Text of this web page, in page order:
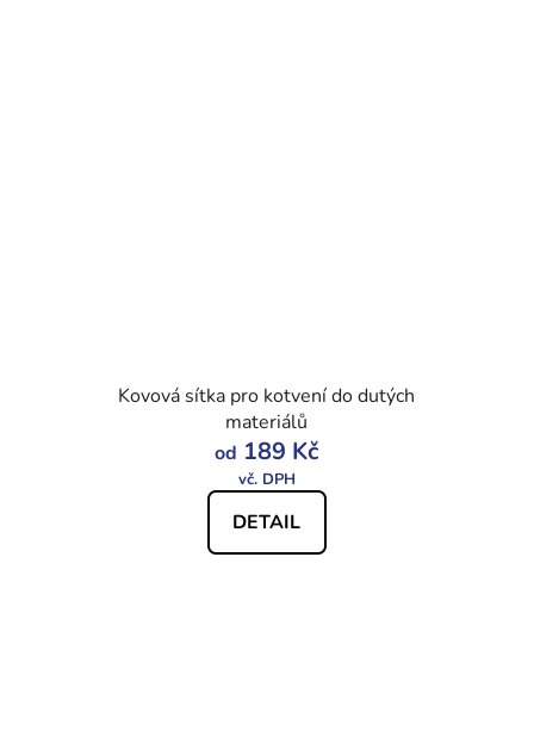
Kovová sítka pro kotvení do dutých
materiálů
od 189 Kč
DETAIL